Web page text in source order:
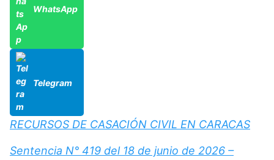
WhatsApp
Telegram
RECURSOS DE CASACIÓN CIVIL EN CARACAS
Sentencia N° 419 del 18 de junio de 2026 –